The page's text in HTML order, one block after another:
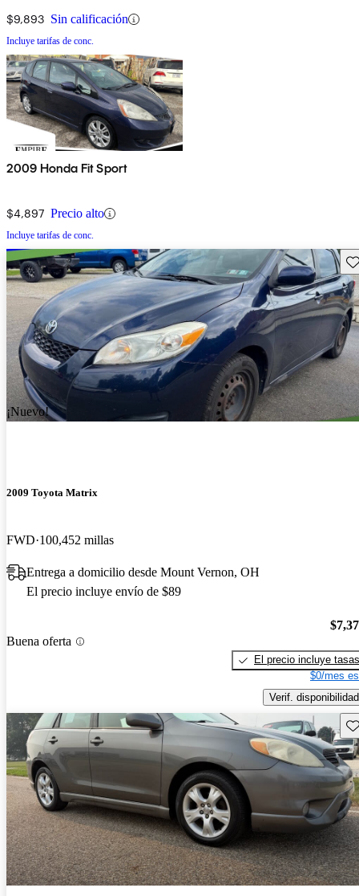
$9,893 Sin calificación
Incluye tarifas de conc.
2009 Honda Fit Sport
$4,897 Precio alto
Incluye tarifas de conc.
¡Nuevo!
2009 Toyota Matrix
FWD 100,452 millas
Entrega a domicilio desde Mount Vernon, OH
El precio incluye envío de $89
Buena oferta
El precio incluye tasas
$0/mes
Verif. disponibilidad